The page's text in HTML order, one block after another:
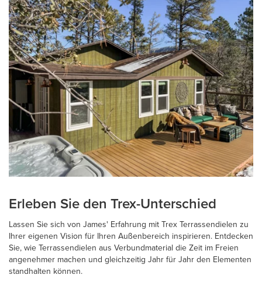
Erleben Sie den Trex-Unterschied
Lassen Sie sich von James' Erfahrung mit Trex Terrassendielen zu
Ihrer eigenen Vision für Ihren Außenbereich inspirieren. Entdecken
Sie, wie Terrassendielen aus Verbundmaterial die Zeit im Freien
angenehmer machen und gleichzeitig Jahr für Jahr den Elementen
standhalten können.